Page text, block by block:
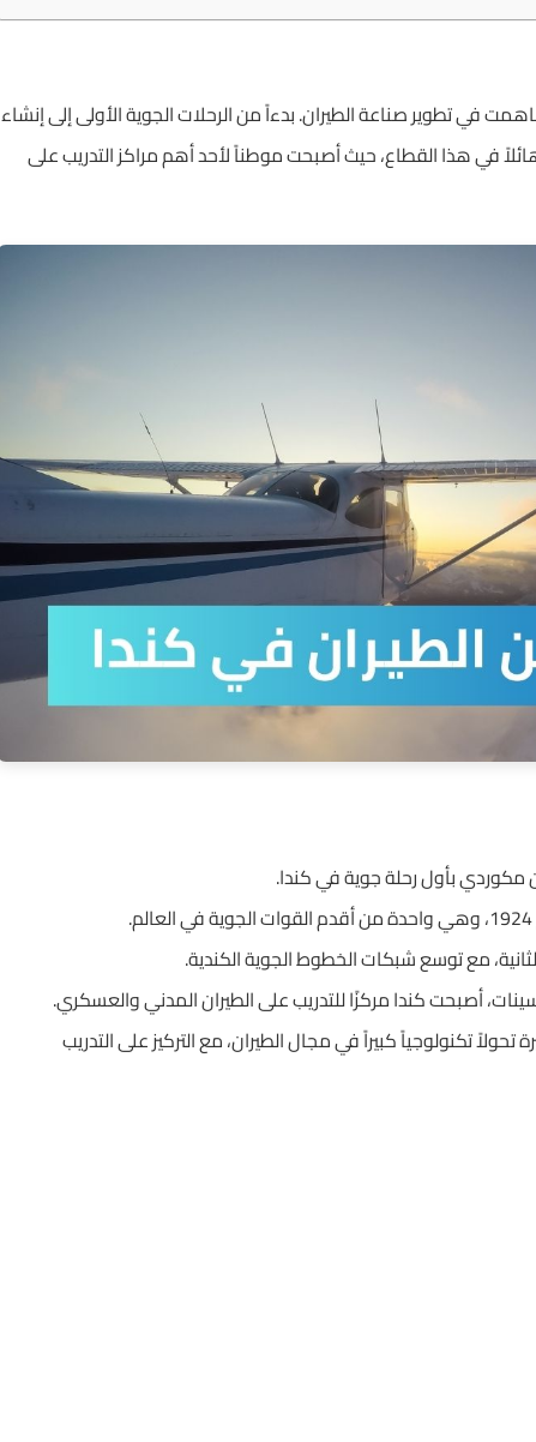
في تطوير صناعة الطيران. بدءاً من الرحلات الجوية الأولى إلى إنشاء
في هذا القطاع، حيث أصبحت موطناً لأحد أهم مراكز التدريب على
مع توسع شبكات الخطوط الجوية الكندية.
أصبحت كندا مركزًا للتدريب على الطيران المدني والعسكري.
تكنولوجياً كبيراً في مجال الطيران، مع التركيز على التدريب